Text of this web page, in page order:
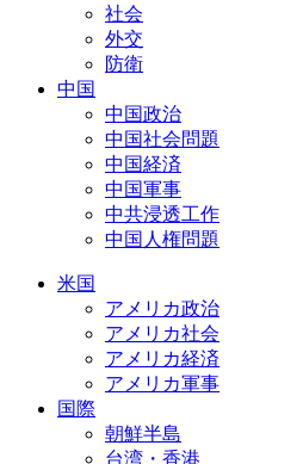
社会
外交
防衛
中国
中国政治
中国社会問題
中国経済
中国軍事
中共浸透工作
中国人権問題
米国
アメリカ政治
アメリカ社会
アメリカ経済
アメリカ軍事
国際
朝鮮半島
台湾・香港